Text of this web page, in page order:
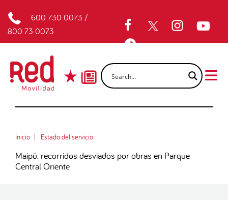
600 730 0073 /
800 73 0073
Inicio Estado del servicio
Maipú: recorridos desviados por obras en Parque
Central Oriente